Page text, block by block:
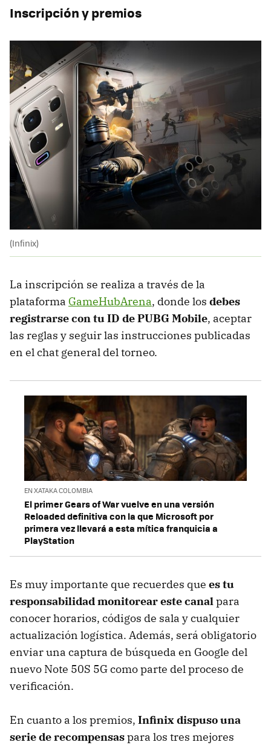
Inscripción y premios
(Infinix)
La inscripción se realiza a través de la
plataforma GameHubArena, donde los debes
registrarse con tu ID de PUBG Mobile, aceptar
las reglas y seguir las instrucciones publicadas
en el chat general del torneo.
EN XATAKA COLOMBIA
El primer Gears of War vuelve en una versión
Reloaded definitiva con la que Microsoft por
primera vez llevará a esta mítica franquicia a
PlayStation
Es muy importante que recuerdes que es tu
responsabilidad monitorear este canalpara
conocer horarios, códigos de sala y cualquier
actualización logística. Además, será obligatorio
enviar una captura de búsqueda en Google del
nuevo Note 50S 5G como parte del proceso de
verificación.
En cuanto a los premios, Infinix dispuso una
serie de recompensaspara los tres mejores